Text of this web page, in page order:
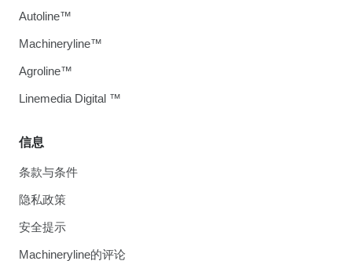
信息
条款与条件
隐私政策
安全提示
Machineryline的评论
Autoline™
Machineryline™
Agroline™
Linemedia Digital ™